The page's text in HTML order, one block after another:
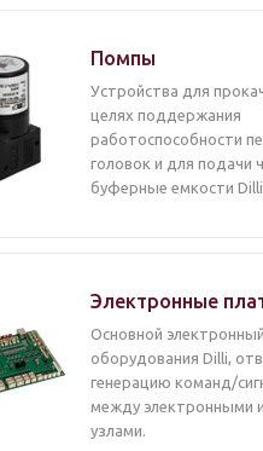
Помпы
Устройства для
целях поддержания
работоспособности
головок и для подачи
буферные емкости
Электронные
Основной
оборудования Dilli,
генерацию команд/
между электронными
узлами.